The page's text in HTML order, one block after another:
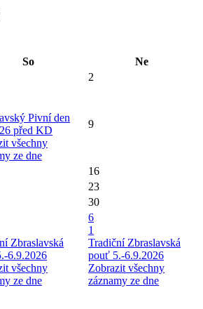
So
Ne
2
Pivní den
před KD
všechny
ze dne
9
16
23
30
Zbraslavská
6.9.2026
všechny
ze dne
6
1
Tradiční Zbraslavská
pouť 5.-6.9.2026
Zobrazit všechny
záznamy ze dne